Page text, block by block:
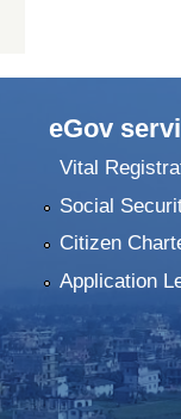
eGov
Vital
Social
Citizen
Application